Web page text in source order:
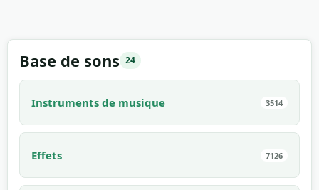
Base de sons 24
Instruments de musique 3514
Effets 7126